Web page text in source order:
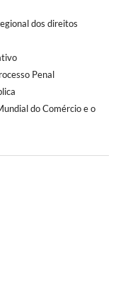
dos direitos
Penal
do Comércio e o